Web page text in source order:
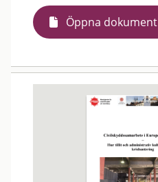
Öppna dokument